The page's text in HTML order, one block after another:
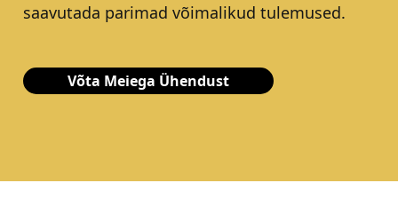
saavutada parimad võimalikud tulemused.
Võta Meiega Ühendust